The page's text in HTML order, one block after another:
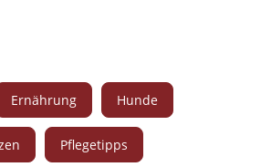
Ernährung Hunde
Pflegetipps